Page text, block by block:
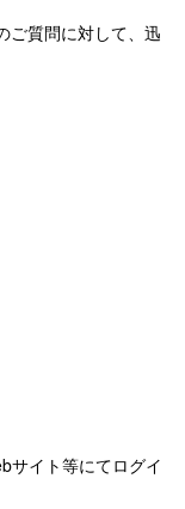
ご質問に対して、迅
サイト等にてログイ